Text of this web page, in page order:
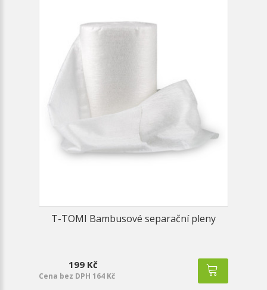
T-TOMI Bambusové separační pleny
199 Kč
Cena bez DPH 164 Kč